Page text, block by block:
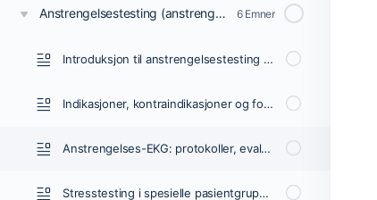
Anstrengelsestesting (anstrengelses-EKG) 6 Emner
Introduksjon til anstrengelsestesting (tredemølletest, anstrengelses-EKG)
Indikasjoner, kontraindikasjoner og forberedelser for anstrengelsestesting
Anstrengelses-EKG: protokoller, evaluering og avslutning
Stresstesting i spesielle pasientgrupper